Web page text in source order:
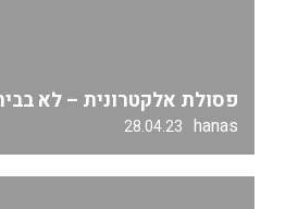
פסולת אלקטרונית – לא
hanas
28.04.23